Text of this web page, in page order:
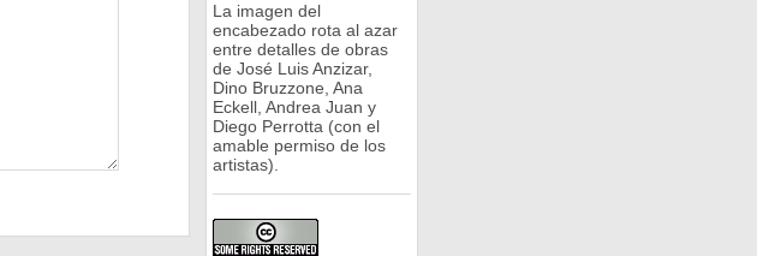
La imagen del
encabezado rota al azar
entre detalles de obras
de José Luis Anzizar,
Dino Bruzzone, Ana
Eckell, Andrea Juan y
Diego Perrotta (con el
amable permiso de los
artistas).